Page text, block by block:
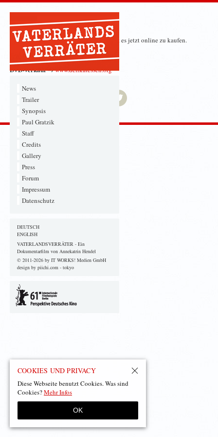
News
Trailer
Synopsis
Paul Gratzik
Staff
Credits
Gallery
Press
Forum
Impressum
Datenschutz
DEUTSCH
ENGLISH
VATERLANDSVERRÄTER - Ein
Dokumentarfilm von Annekatrin Hendel
© 2011-2026 by IT WORKS! Medien GmbH
design by piichi.com - tokyo
Die VATERLANDSVERRÄTER-DVD gibt es jetzt online zu kaufen.
Hier der Link zum Onlineshop!
DVD-Verkauf →www.delikatessen.org
COOKIES UND PRIVACY
Diese Webseite benutzt Cookies. Was sind
Cookies?Mehr Infos
OK